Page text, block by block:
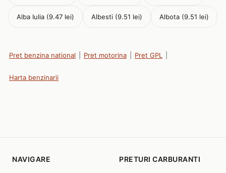
Alba Iulia (9.47 lei) Albesti (9.51 lei) Albota (9.51 lei)
Pret benzina national Pret motorina Pret GPL
Harta benzinarii
NAVIGARE PRETURI CARBURANTI